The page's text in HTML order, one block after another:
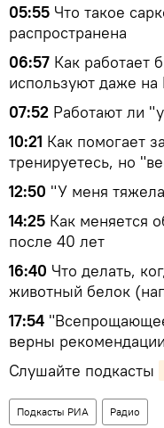
05:55 Что такое
распространена
06:57 Как работает
используют даже
07:52 Работают ли
10:21 Как помогает
тренируетесь, но
12:50 "У меня
14:25 Как меняется
после 40 лет
16:40 Что делать,
животный белок
17:54
верны
Слушайте подкасты
Подкасты РИА Радио